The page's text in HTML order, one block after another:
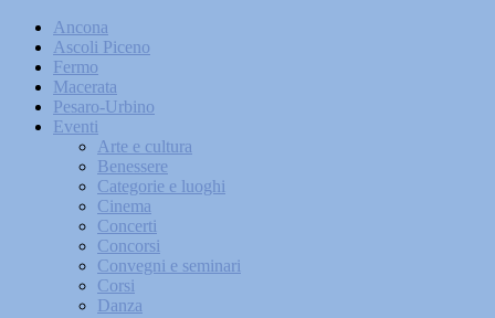
Ancona
Ascoli Piceno
Fermo
Macerata
Pesaro-Urbino
Eventi
Arte e cultura
Benessere
Categorie e luoghi
Cinema
Concerti
Concorsi
Convegni e seminari
Corsi
Danza